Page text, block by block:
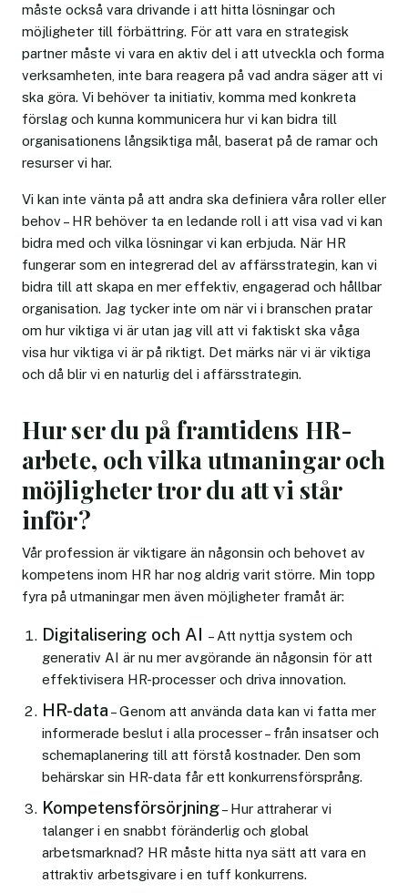
måste också vara drivande i att hitta lösningar och
möjligheter till förbättring. För att vara en strategisk
partner måste vi vara en aktiv del i att utveckla och forma
verksamheten, inte bara reagera på vad andra säger att vi
ska göra. Vi behöver ta initiativ, komma med konkreta
förslag och kunna kommunicera hur vi kan bidra till
organisationens långsiktiga mål, baserat på de ramar och
resurser vi har.
Vi kan inte vänta på att andra ska definiera våra roller eller
behov – HR behöver ta en ledande roll i att visa vad vi kan
bidra med och vilka lösningar vi kan erbjuda. När HR
fungerar som en integrerad del av affärsstrategin, kan vi
bidra till att skapa en mer effektiv, engagerad och hållbar
organisation. Jag tycker inte om när vi i branschen pratar
om hur viktiga vi är utan jag vill att vi faktiskt ska våga
visa hur viktiga vi är på riktigt. Det märks när vi är viktiga
och då blir vi en naturlig del i affärsstrategin.
Hur ser du på framtidens HR-
arbete, och vilka utmaningar och
möjligheter tror du att vi står
inför?
Vår profession är viktigare än någonsin och behovet av
kompetens inom HR har nog aldrig varit större. Min topp
fyra på utmaningar men även möjligheter framåt är:
Digitalisering och AI – Att nyttja system och
generativ AI är nu mer avgörande än någonsin för att
effektivisera HR-processer och driva innovation.
HR-data – Genom att använda data kan vi fatta mer
informerade beslut i alla processer – från insatser och
schemaplanering till att förstå kostnader. Den som
behärskar sin HR-data får ett konkurrensförsprång.
Kompetensförsörjning– Hur attraherar vi
talanger i en snabbt föränderlig och global
arbetsmarknad? HR måste hitta nya sätt att vara en
attraktiv arbetsgivare i en tuff konkurrens.